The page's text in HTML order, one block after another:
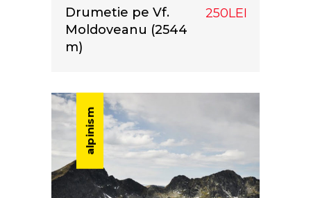
Drumetie pe Vf.
Moldoveanu (2544
m)
250LEI
alpinism